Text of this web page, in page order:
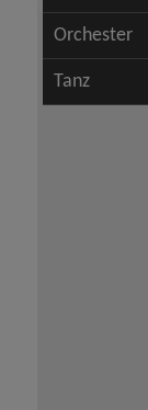
Orchester
Tanz